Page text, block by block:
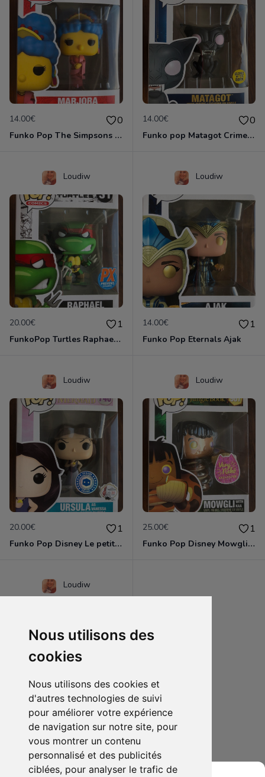
Nous utilisons des
cookies
Nous utilisons des cookies et
d'autres technologies de suivi
pour améliorer votre expérience
de navigation sur notre site, pour
vous montrer un contenu
personnalisé et des publicités
ciblées, pour analyser le trafic de
14.00€ 0
Funko Pop The Simpsons Marjora
14.00€ 0
Funko pop Matagot Crimes of Grindelwald Glow in the dark
Loudiw
20.00€ 1
FunkoPop Turtles Raphael Px Preview exclusive
Loudiw
14.00€ 1
Funko Pop Eternals Ajak
Loudiw
20.00€ 1
Funko Pop Disney Le petite Sirène Ursula exclusive les 30 ans
Loudiw
25.00€ 1
Funko Pop Disney Mowgli Very Neko exclusive
Loudiw
25.00€ 1
Batman Anthologie comics